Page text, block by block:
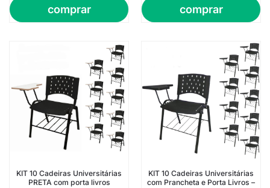
comprar comprar
KIT 10 Cadeiras Universitárias
PRETA com porta livros
KIT 10 Cadeiras Universitárias
com Prancheta e Porta Livros –